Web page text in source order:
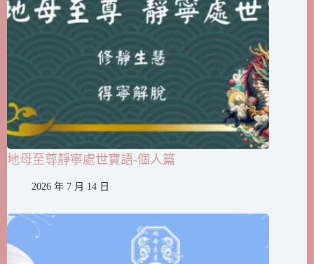
地母至尊靜寧處世寶語-個人篇
2026 年 7 月 14 日